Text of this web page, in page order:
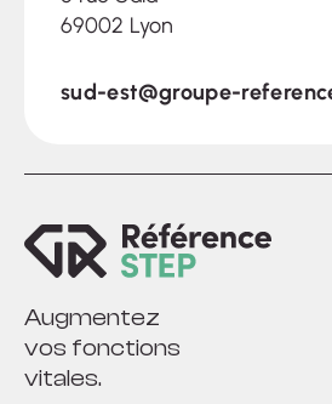
69002 Lyon
sud-est@groupe-
Augmentez
vos fonctions
vitales.